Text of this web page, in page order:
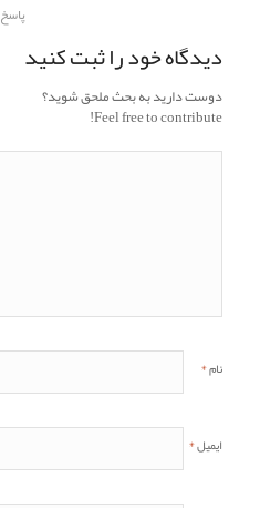
پاسخ
دیدگاه خود را ثبت کنید
دوست دارید به بحث ملحق شوید؟
Feel free to contribute!
نام*
ایمیل*